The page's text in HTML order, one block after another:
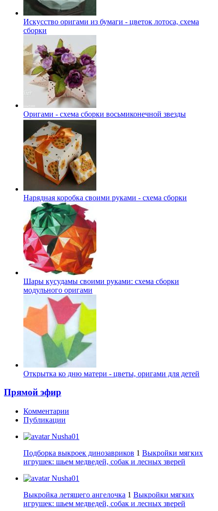
Искусство оригами из бумаги - цветок лотоса, схема
сборки
Оригами - схема сборки восьмиконечной звезды
Нарядная коробка своими руками - схема сборки
Шары кусудамы своими руками: схема сборки
модульного оригами
Открытка ко дню матери - цветы, оригами для детей
Прямой эфир
Комментарии
Публикации
Nusha01
Подборка выкроек динозавриков 1 Выкройки мягких
игрушек: шьем медведей, собак и лесных зверей
Nusha01
Выкройка летящего ангелочка 1 Выкройки мягких
игрушек: шьем медведей, собак и лесных зверей